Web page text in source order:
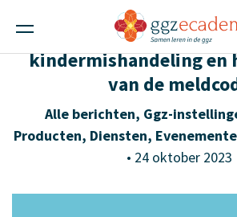
Webinar 14
Dilemma’s rond
kindermishandeling en
van de
Alle berichten, Ggz-
Producten, Diensten,
• 24 oktober 2023